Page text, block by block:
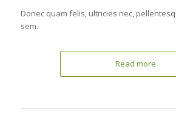
Donec quam felis, ultricies nec,
sem.
Read more